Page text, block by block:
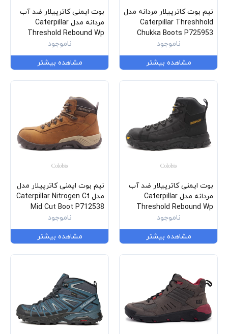
نیم بوت کاترپیلار مردانه مدل
Caterpillar Threshhold
Chukka Boots P725953
ناموجود
مشاهده بیشتر
بوت ایمنی کاترپیلار ضد آب
مردانه مدل Caterpillar
Threshold Rebound Wp
Nm Ct Astm P91699
ناموجود
مشاهده بیشتر
بوت ایمنی کاترپیلار ضد آب
مردانه مدل Caterpillar
Threshold Rebound Wp
Nm Ct Astm P91696
ناموجود
مشاهده بیشتر
نیم بوت ایمنی کاترپیلار مدل
مدل Caterpillar Nitrogen Ct
Mid Cut Boot P712538
ناموجود
مشاهده بیشتر